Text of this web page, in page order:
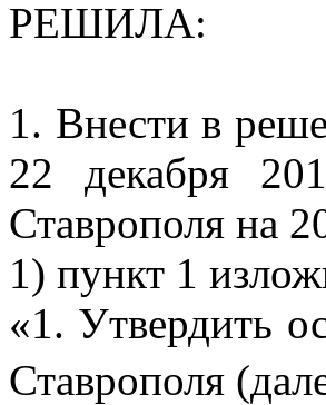
РЕШИЛА:
1. Внести в
22 декабря
Ставрополя на
1) пункт 1
«1. Утвердить
Ставрополя